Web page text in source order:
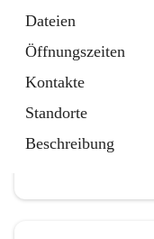
Dateien
Öffnungszeiten
Kontakte
Standorte
Beschreibung